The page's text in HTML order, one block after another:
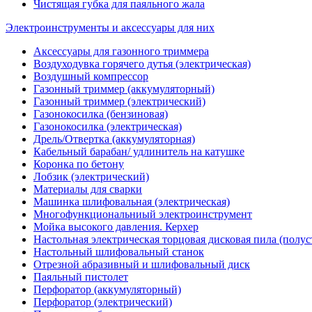
Чистящая губка для паяльного жала
Электроинструменты и аксессуары для них
Аксессуары для газонного триммера
Воздуходувка горячего дутья (электрическая)
Воздушный компрессор
Газонный триммер (аккумуляторный)
Газонный триммер (электрический)
Газонокосилка (бензиновая)
Газонокосилка (электрическая)
Дрель/Отвертка (аккумуляторная)
Кабельный барабан/ удлинитель на катушке
Коронка по бетону
Лобзик (электрический)
Материалы для сварки
Машинка шлифовальная (электрическая)
Многофункциональниый электроинструмент
Мойка высокого давления. Керхер
Настольная электрическая торцовая дисковая пила
Настольный шлифовальный станок
Отрезной абразивный и шлифовальный диск
Паяльный пистолет
Перфоратор (аккумуляторный)
Перфоратор (электрический)